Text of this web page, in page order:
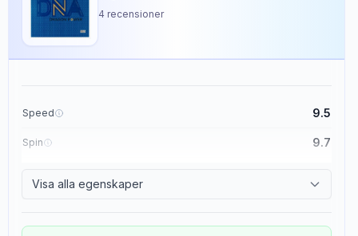
4 recensioner
Speed 9.5
Spin 9.7
Visa alla egenskaper